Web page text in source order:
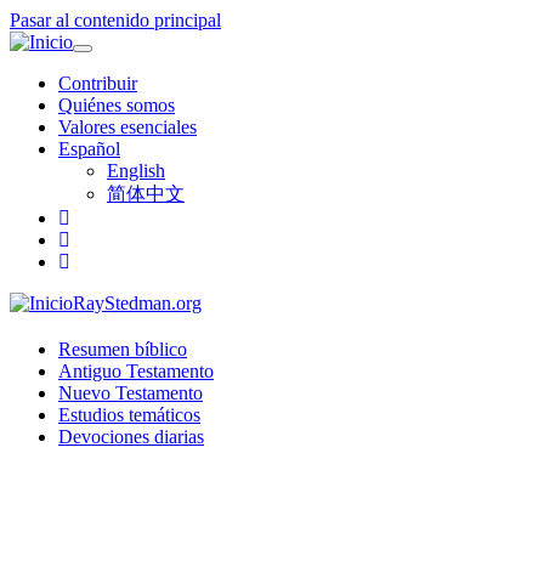
Pasar al contenido principal
Toggle
navigation
Contribuir
Quiénes somos
Valores esenciales
Español
English
简体中文
RayStedman.org
Resumen bíblico
Antiguo Testamento
Nuevo Testamento
Estudios temáticos
Devociones diarias